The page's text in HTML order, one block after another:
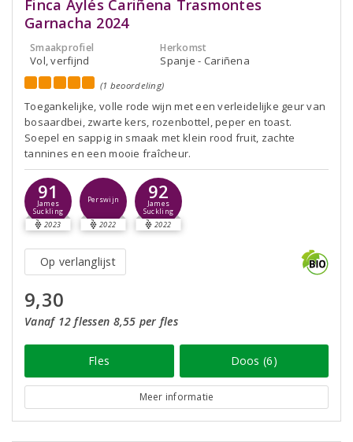
Finca Aylés Cariñena Trasmontes
Garnacha 2024
Smaakprofiel
Vol, verfijnd
Herkomst
Spanje - Cariñena
(1 beoordeling)
Toegankelijke, volle rode wijn met een verleidelijke geur van
bosaardbei, zwarte kers, rozenbottel, peper en toast.
Soepel en sappig in smaak met klein rood fruit, zachte
tannines en een mooie fraîcheur.
91
James
Suckling
2023
Perswijn
2022
92
James
Suckling
2022
Op verlanglijst
9,30
Vanaf 12 flessen 8,55 per fles
Fles Doos (6)
Meer informatie